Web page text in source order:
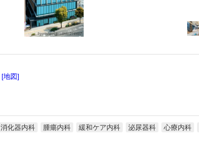
[地図]
消化器内科 腫瘍内科 緩和ケア内科 泌尿器科 心療内科